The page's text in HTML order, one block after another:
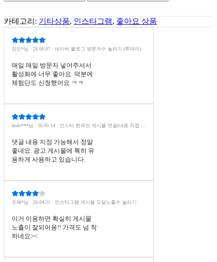
카테고리: 기타상품, 인스타그램, 좋아요 상품
강도*님 · 26.06.07 · 네이버 블로그 방문자수 늘리기 (투데이)
매일 매일 방문자 넣어주셔서
활성화에 너무 좋아요. 덕분에
체험단도 신청했어요 ㅋㅋ
dodo***님 · 26.05.14 · 인스타 한국인 게시물 댓글(내용 직접 입
댓글 내용 지정 가능해서 정말
좋네요. 광고 게시물에 특히 유
용하게 사용하고 있습니다.
조예*님 · 26.04.21 · 인스타그램 게시물 도달노출수 늘리기
이거 이용하면 확실히 게시물
노출이 잘되어용!! 가격도 넘 착
하네요><